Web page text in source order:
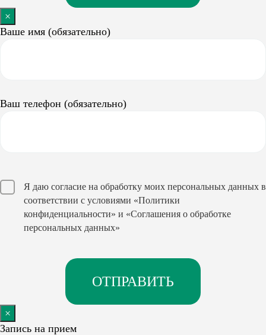
×
Ваше имя (обязательно)
Ваш телефон (обязательно)
Я даю согласие на обработку моих персональных данных в
соответствии с условиями «Политики
конфиденциальности» и «Соглашения о обработке
персональных данных»
×
Запись на прием